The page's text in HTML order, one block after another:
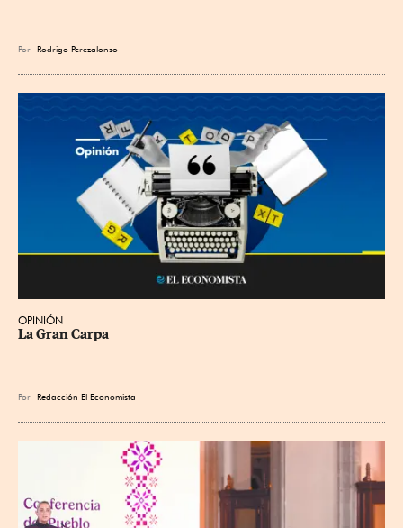
Por Rodrigo Perezalonso
OPINIÓN
La Gran Carpa
Por Redacción El Economista